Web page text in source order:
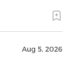
Aug 5, 2026